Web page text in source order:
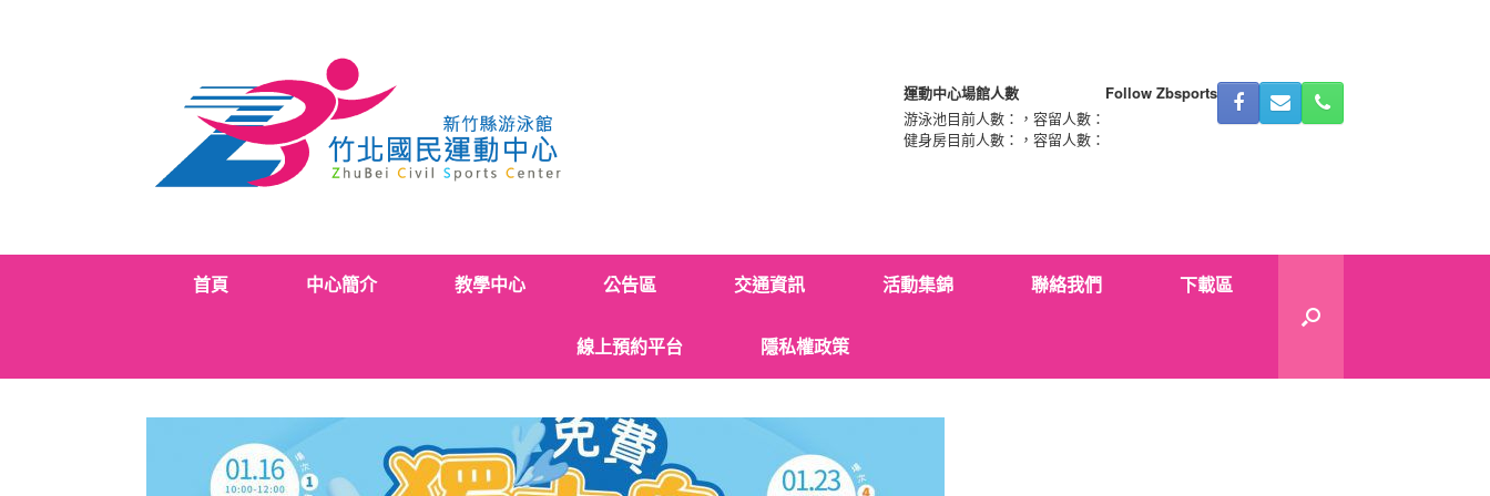
運動中心場館人數
游泳池目前人數：
，容留人數：
健身房目前人數：
，容留人數：
Follow Zbsports
首頁 中心簡介 教學中心 公告區 交通資訊 活動集錦 聯絡我們 下載區
線上預約平台 隱私權政策